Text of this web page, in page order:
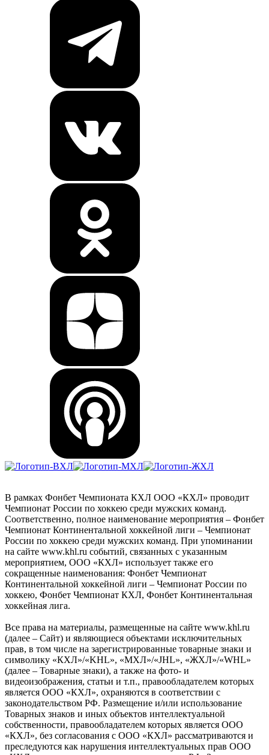
В рамках Фонбет Чемпионата КХЛ ООО «КХЛ» проводит
Чемпионат России по хоккею среди мужских команд.
Соответственно, полное наименование мероприятия – Фонбет
Чемпионат Континентальной хоккейной лиги – Чемпионат
России по хоккею среди мужских команд. При упоминании
на сайте www.khl.ru событий, связанных с указанным
мероприятием, ООО «КХЛ» использует также его
сокращенные наименования: Фонбет Чемпионат
Континентальной хоккейной лиги – Чемпионат России по
хоккею, Фонбет Чемпионат КХЛ, Фонбет Континентальная
хоккейная лига.
Все права на материалы, размещенные на сайте www.khl.ru
(далее – Сайт) и являющиеся объектами исключительных
прав, в том числе на зарегистрированные товарные знаки и
символику «КХЛ»/«KHL», «МХЛ»/«JHL», «ЖХЛ»/«WHL»
(далее – Товарные знаки), а также на фото- и
видеоизображения, статьи и т.п., правообладателем которых
является ООО «КХЛ», охраняются в соответствии с
законодательством РФ. Размещение и/или использование
Товарных знаков и иных объектов интеллектуальной
собственности, правообладателем которых является ООО
«КХЛ», без согласования с ООО «КХЛ» рассматриваются и
преследуются как нарушения интеллектуальных прав ООО